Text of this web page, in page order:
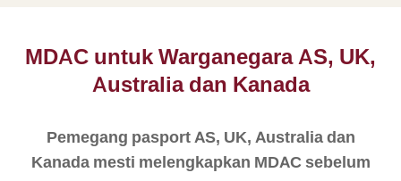
MDAC untuk Warganegara AS, UK,
Australia dan Kanada
Pemegang pasport AS, UK, Australia dan
Kanada mesti melengkapkan MDAC sebelum